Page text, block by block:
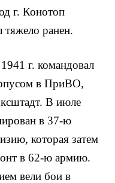
г. Конотоп
ранен.
г. командовал
в ПриВО,
В июле
в 37-ю
которая затем
в 62-ю армию.
вели бои в